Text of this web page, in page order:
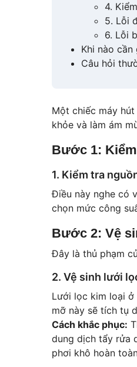
4.
5. Lỗi
6. Lỗi
Khi nào
Câu hỏi
Một chiếc máy
khỏe và làm ám
Bước 1:
1. Kiểm tra
Điều này nghe có
chọn mức công
Bước 2: Vệ
Đây là thủ phạm
2. Vệ sinh lưới
Lưới lọc kim loại ở
mỡ này sẽ tích tụ
Cách khắc phục:
dung dịch tẩy rửa
phơi khô hoàn